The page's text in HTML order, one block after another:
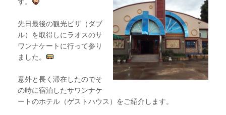
先日最後の観光ビザ（ダブ
ル）を取得しにラオスのサ
ワンナケートに行って参り
ました。
意外と長く滞在したのでそ
の時に宿泊したサワンナケ
ートのホテル（ゲストハウス）をご紹介します。